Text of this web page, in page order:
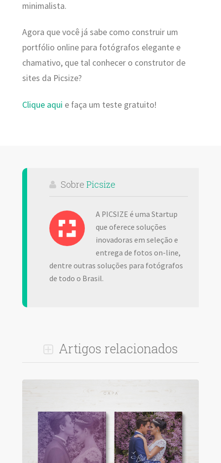
minimalista.
Agora que você já sabe como construir um
portfólio online para fotógrafos elegante e
chamativo, que tal conhecer o construtor de
sites da Picsize?
Clique aqui e faça um teste gratuito!
Sobre Picsize
A PICSIZE é uma Startup
que oferece soluções
inovadoras em seleção e
entrega de fotos on-line,
dentre outras soluções para fotógrafos
de todo o Brasil.
Artigos relacionados